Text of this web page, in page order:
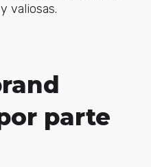
valiosas.
parte